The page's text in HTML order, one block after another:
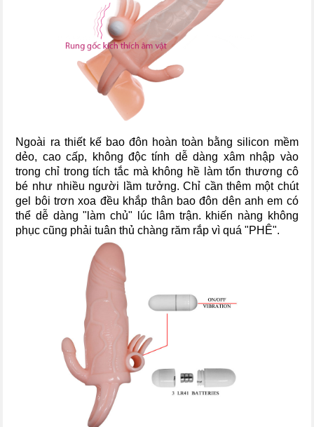
Ngoài ra thiết kế bao đôn hoàn toàn bằng silicon mềm
dẻo, cao cấp, không độc tính dễ dàng xâm nhập vào
trong chỉ trong tích tắc mà không hề làm tổn thương cô
bé như nhiều người lầm tưởng. Chỉ cần thêm một chút
gel bôi trơn xoa đều khắp thân bao đôn dên anh em có
thể dễ dàng "làm chủ" lúc lâm trận. khiến nàng không
phục cũng phải tuân thủ chàng răm rắp vì quá "PHÊ".